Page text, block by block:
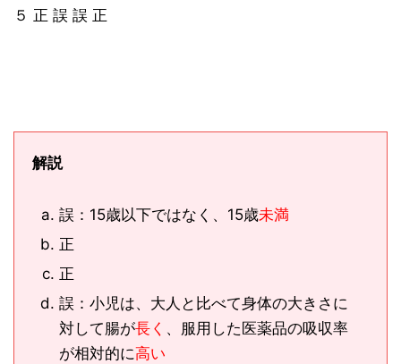
５ 正 誤 誤 正
解説
誤：15歳以下ではなく、15歳未満
正
正
誤：小児は、大人と比べて身体の大きさに
対して腸が長く 、服用した医薬品の吸収率
が相対的に高い